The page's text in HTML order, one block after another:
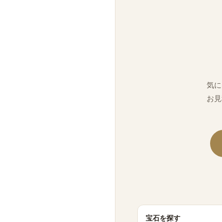
気
お
宝石を探す